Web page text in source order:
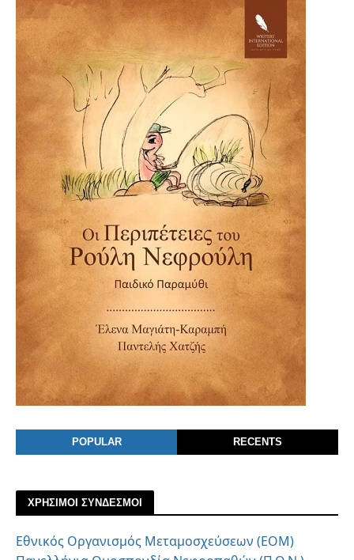
POPULAR RECENTS
ΧΡΗΣΙΜΟΙ ΣΥΝΔΕΣΜΟΙ
Εθνικός Οργανισμός Μεταμοσχεύσεων (ΕΟΜ)